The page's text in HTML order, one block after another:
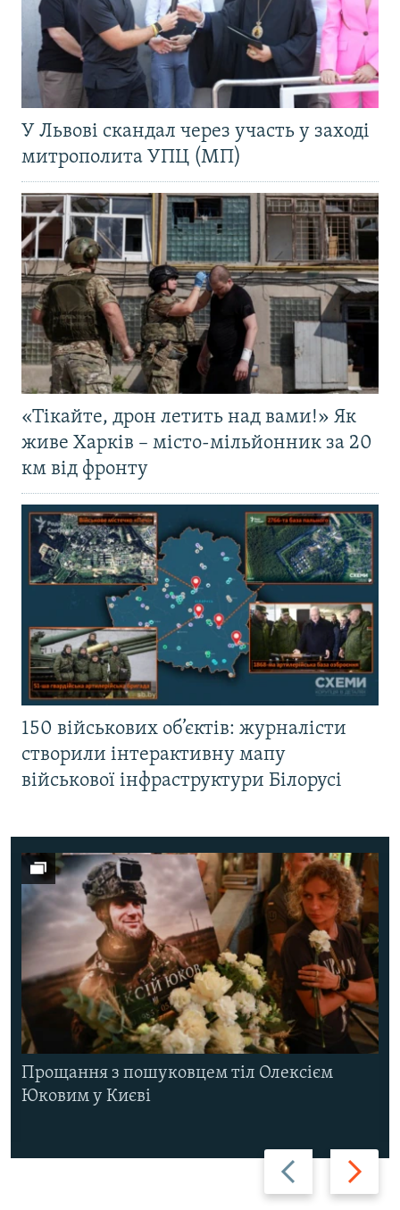
У Львові скандал через участь у заході
митрополита УПЦ (МП)
«Тікайте, дрон летить над вами!» Як
живе Харків – місто-мільйонник за 20
км від фронту
150 військових об’єктів: журналісти
створили інтерактивну мапу
військової інфраструктури Білорусі
Назад Вперед
Прощання з пошуковцем тіл Олексієм
Юковим у Києві